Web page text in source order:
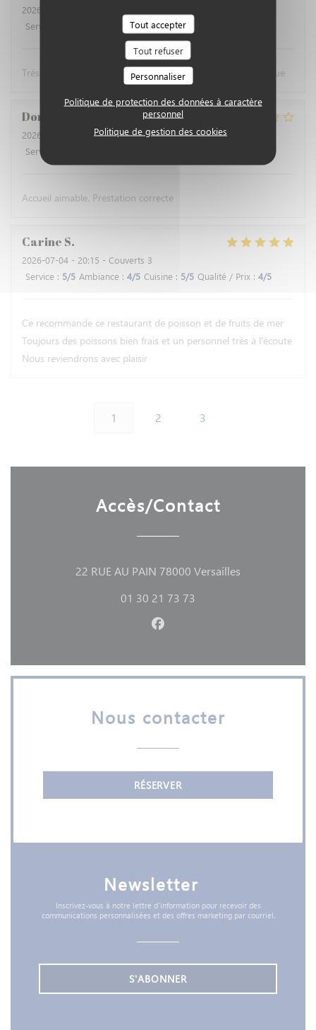
Tout accepter
Tout refuser
Personnaliser
Politique de protection des données à caractère
personnel
Politique de gestion des cookies
2026-07-18
Service
5/5 Cuisine: 5/5
Très bons plats de poissons avec un accueil très sympathique
Dominique
2026-07-16
- 12:30 - Couverts 2
Service
Accueil aimable. Prestation correcte
Carine S
2026-07-04 - 20:15 - Couverts 3
Service : 5/5 Ambiance : 4/5 Cuisine : 5/5 Qualité / Prix : 4/5
Ce recommande ce restaurant de poisson et de fruits de mer
Toujours des poissons bien frais et un personnel très à l'écoute
Nous reviendrons avec plaisir
1 2 3
Accès/Contact
22 RUE AU PAIN 78000 Versailles
01 30 21 73 73
Facebook ((ouvre une
Nous contacter
RÉSERVER
Newsletter
Inscrivez-vous à notre lettre d'information pour recevoir des
communications personnalisées et des offres marketing par courriel.
S'ABONNER